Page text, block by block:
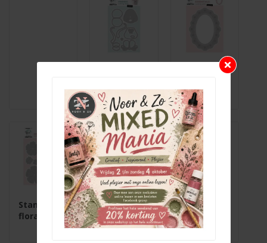
marvin
Stansmal
jennifer
Stansmal
florals
Paperpad
spring
meadow